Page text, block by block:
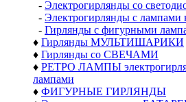
- Электрогирлянды со
- Электрогирлянды с лампами
- Гирлянды с фигурными
♦ Гирлянды МУЛЬТИШАРИКИ
♦ Гирлянды со СВЕЧАМИ
♦ РЕТРО ЛАМПЫ
лампами
♦ ФИГУРНЫЕ ГИРЛЯНДЫ